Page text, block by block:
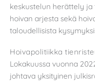
keskustelun herättely
hoivan arjesta sekä
taloudellisista
Hoivapolitiikka
Lokakuussa vuonna
johtava yksityinen